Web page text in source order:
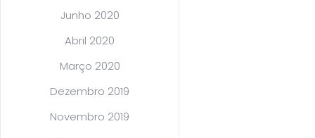
Junho 2020
Abril 2020
Março 2020
Dezembro 2019
Novembro 2019